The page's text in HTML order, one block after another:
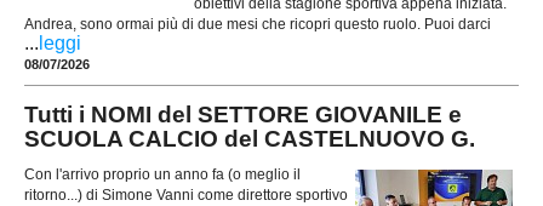
obiettivi della stagione sportiva appena iniziata.
Andrea, sono ormai più di due mesi che ricopri questo ruolo. Puoi darci
... leggi
08/07/2026
Tutti i NOMI del SETTORE GIOVANILE e
SCUOLA CALCIO del CASTELNUOVO G.
Con l'arrivo proprio un anno fa (o meglio il
ritorno...) di Simone Vanni come direttore sportivo